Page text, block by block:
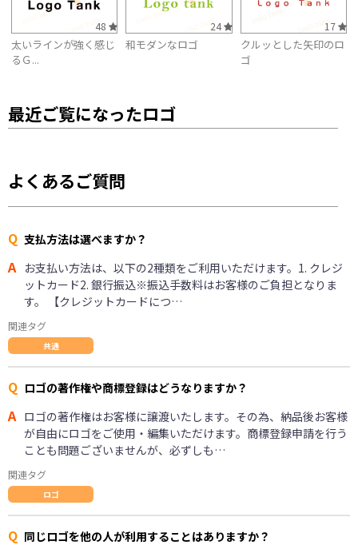
48
太いラインが強く感じ
るＧ...
24
和モダンなロゴ
17
クルッとした矢印のロ
ゴ
最近ご覧になったロゴ
よくあるご質問
Q 支払方法は選べますか？
A お支払い方法は、以下の2種類をご利用いただけます。1. クレジ
ットカード2. 銀行振込※振込手数料はお客様のご負担となりま
す。 【クレジットカードにつ…
関連タグ
共通
Q ロゴの著作権や商標登録はどうなりますか？
A ロゴの著作権はお客様に譲渡いたします。その為、納品後お客様
が自由にロゴをご使用・編集いただけます。商標登録申請を行う
ことも問題ございませんが、必ずしも…
関連タグ
ロゴ
Q 同じロゴを他の人が利用することはありますか？